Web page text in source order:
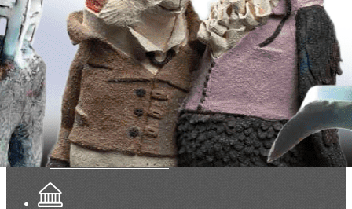
Evénements du Club à venir
Evénements du Club passés
Vie du Club (réservé membres)
Documentation exclusive membres
Base photos exclusive membres
Ajoutez un logo, un bouton, des réseaux sociaux
Cliquez pour éditer